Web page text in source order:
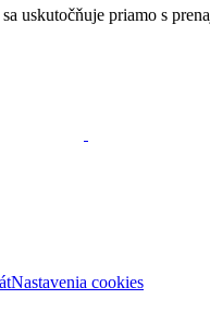
uskutočňuje priamo s
Nastavenia cookies